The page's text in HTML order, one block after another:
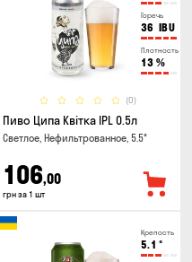
Горечь
36 IBU
Плотность
13 %
(0)
Пиво Ципа Квітка IPL 0.5л
Светлое, Нефильтрованное, 5.5°
106,00
грн за 1 шт
Крепость
5.1 °